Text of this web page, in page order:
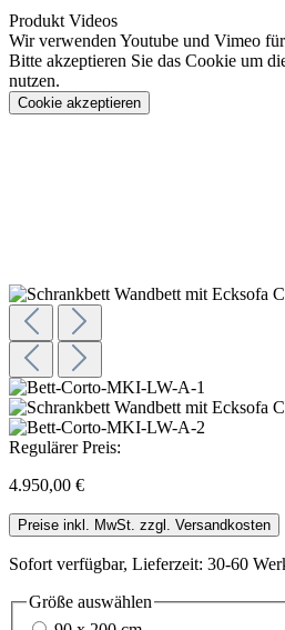
Produkt Videos
Wir verwenden Youtube und Vimeo
Bitte akzeptieren Sie das Cookie um
nutzen.
Cookie akzeptieren
Regulärer Preis:
4.950,00 €
Preise inkl. MwSt. zzgl. Versandkosten
Sofort verfügbar, Lieferzeit: 30-60
Größe auswählen